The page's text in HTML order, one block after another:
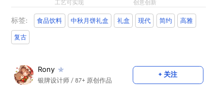
标签: 食品饮料 中秋月饼礼盒 礼盒 现代 简约 高雅
复古
Rony
银牌设计师 / 87+ 原创作品
+ 关注